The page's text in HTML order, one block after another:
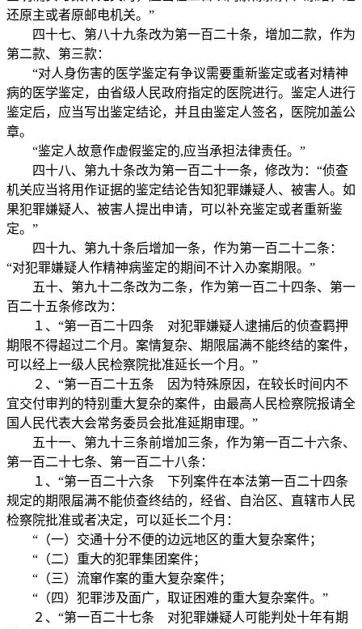
还原主或者原邮电机关。”
四十七、第八十九条改为第一百二十条，增加二款，作为
第二款、第三款：
“对人身伤害的医学鉴定有争议需要重新鉴定或者对精神
病的医学鉴定，由省级人民政府指定的医院进行。鉴定人进行
鉴定后，应当写出鉴定结论，并且由鉴定人签名，医院加盖公
章。
“鉴定人故意作虚假鉴定的,应当承担法律责任。”
四十八、第九十条改为第一百二十一条，修改为：“侦查
机关应当将用作证据的鉴定结论告知犯罪嫌疑人、被害人。如
果犯罪嫌疑人、被害人提出申请，可以补充鉴定或者重新鉴
定。”
四十九、第九十条后增加一条，作为第一百二十二条：
“对犯罪嫌疑人作精神病鉴定的期间不计入办案期限。”
五十、第九十二条改为二条，作为第一百二十四条、第一
百二十五条修改为：
１、“第一百二十四条 对犯罪嫌疑人逮捕后的侦查羁押
期限不得超过二个月。案情复杂、期限届满不能终结的案件，
可以经上一级人民检察院批准延长一个月。”
２、“第一百二十五条 因为特殊原因，在较长时间内不
宜交付审判的特别重大复杂的案件，由最高人民检察院报请全
国人民代表大会常务委员会批准延期审理。”
五十一、第九十三条前增加三条，作为第一百二十六条、
第一百二十七条、第一百二十八条：
１、“第一百二十六条 下列案件在本法第一百二十四条
规定的期限届满不能侦查终结的，经省、自治区、直辖市人民
检察院批准或者决定，可以延长二个月：
“（一）交通十分不便的边远地区的重大复杂案件；
“（二）重大的犯罪集团案件；
“（三）流窜作案的重大复杂案件；
“（四）犯罪涉及面广，取证困难的重大复杂案件。”
２、“第一百二十七条 对犯罪嫌疑人可能判处十年有期